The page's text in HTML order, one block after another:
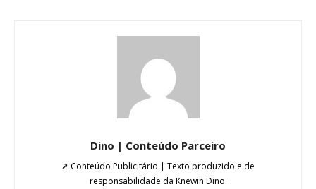
Dino | Conteúdo Parceiro
➚ Conteúdo Publicitário | Texto produzido e de
responsabilidade da Knewin Dino.